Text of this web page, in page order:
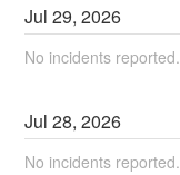
Jul29,2026
No incidents reported.
Jul28,2026
No incidents reported.